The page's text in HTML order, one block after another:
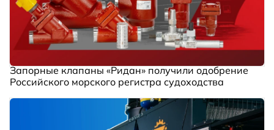
Запорные клапаны «Ридан» получили одобрение
Российского морского регистра судоходства